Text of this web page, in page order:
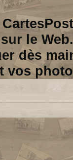
le Web.
dès
vos